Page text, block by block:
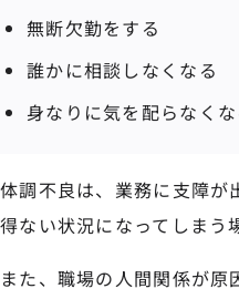
無断欠勤をする
誰かに相談しなくなる
身なりに気を配らなくな
体調不良は、業務に支障が
得ない状況になってしまう
また、職場の人間関係が原